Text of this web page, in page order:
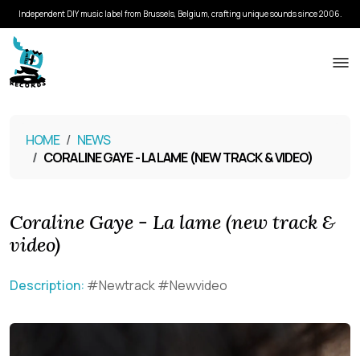
Independent DIY music label from Brussels, Belgium, crafting unique sounds since 2006.
HOME
NEWS
CORALINE GAYE - LA LAME (NEW TRACK & VIDEO)
Coraline Gaye - La lame (new track &
video)
Description: #Newtrack #Newvideo